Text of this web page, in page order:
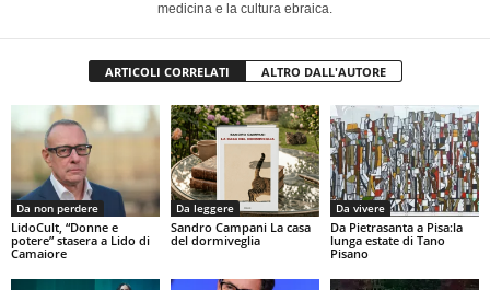
medicina e la cultura ebraica.
ARTICOLI CORRELATI ALTRO DALL'AUTORE
Da non perdere
LidoCult, “Donne e
potere” stasera a Lido di
Camaiore
Da leggere
Sandro Campani La casa
del dormiveglia
Da vivere
Da Pietrasanta a Pisa:la
lunga estate di Tano
Pisano